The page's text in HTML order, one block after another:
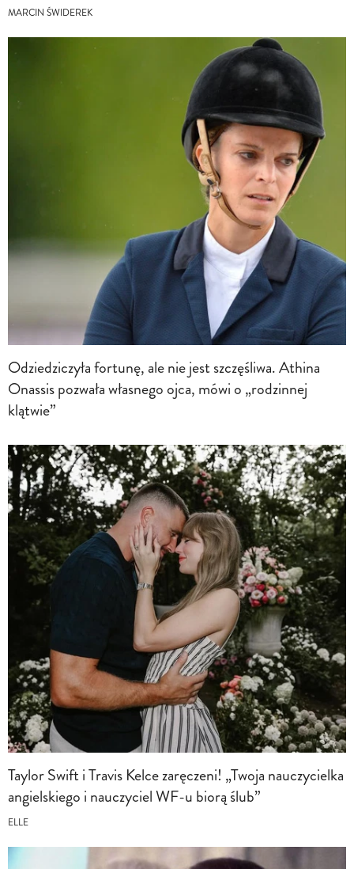
MARCIN ŚWIDEREK
Odziedziczyła fortunę, ale nie jest szczęśliwa. Athina
Onassis pozwała własnego ojca, mówi o „rodzinnej
klątwie”
Taylor Swift i Travis Kelce zaręczeni! „Twoja nauczycielka
angielskiego i nauczyciel WF-u biorą ślub”
ELLE